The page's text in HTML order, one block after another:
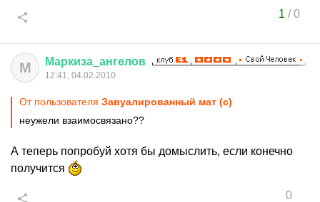
1 /0
М Маркиза ангелов
12:41, 04.02.2010
От пользователя Завуалированный мат (c)
неужели взаимосвязано??
А теперь попробуй хотя бы домыслить, если конечно
получится
0